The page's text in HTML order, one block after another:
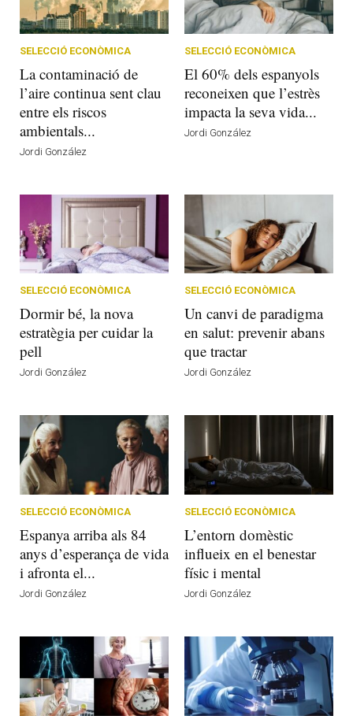
SELECCIÓ ECONÒMICA
La contaminació de
l’aire continua sent clau
entre els riscos
ambientals...
Jordi González
SELECCIÓ ECONÒMICA
El 60% dels espanyols
reconeixen que l’estrès
impacta la seva vida...
Jordi González
SELECCIÓ ECONÒMICA
Dormir bé, la nova
estratègia per cuidar la
pell
Jordi González
SELECCIÓ ECONÒMICA
Un canvi de paradigma
en salut: prevenir abans
que tractar
Jordi González
SELECCIÓ ECONÒMICA
Espanya arriba als 84
anys d’esperança de vida
i afronta el...
Jordi González
SELECCIÓ ECONÒMICA
L’entorn domèstic
influeix en el benestar
físic i mental
Jordi González